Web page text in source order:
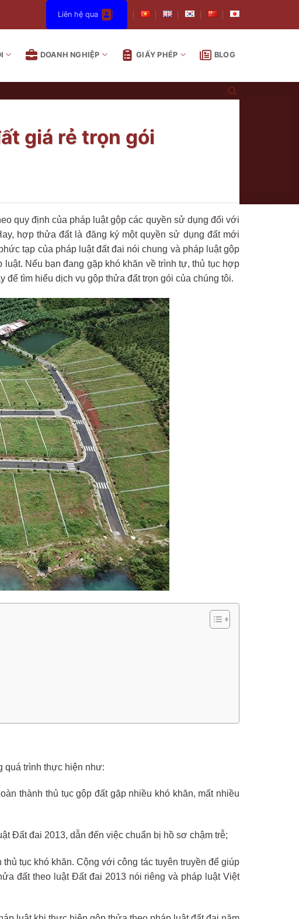
Liên hệ qua
DOANH NGHIỆP GIẤY PHÉP BLOG
giá rẻ trọn gói
quy định của pháp luật gộp các quyền sử dụng đối với
hợp thửa đất là đăng ký một quyền sử dụng đất mới
tạp của pháp luật đất đai nói chung và pháp luật gộp
Nếu bạn đang gặp khó khăn về trình tự, thủ tục hợp
tìm hiểu dịch vụ gộp thửa đất trọn gói của chúng tôi.
quá trình thực hiện như:
thành thủ tục gộp đất gặp nhiều khó khăn, mất nhiều
Đất đai 2013, dẫn đến việc chuẩn bị hồ sơ chậm trễ;
tục khó khăn. Cộng với công tác tuyên truyền để giúp
đất theo luật Đất đai 2013 nói riêng và pháp luật Việt